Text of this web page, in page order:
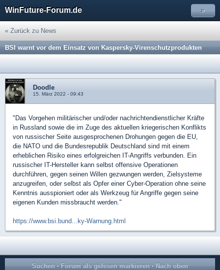
WinFuture-Forum.de »
« Zurück zu News
BSI warnt vor dem Einsatz von Kaspersky-Virenschutzprodukten
Doodle
15. März 2022 - 09:43
"Das Vorgehen militärischer und/oder nachrichtendienstlicher Kräfte
in Russland sowie die im Zuge des aktuellen kriegerischen Konflikts
von russischer Seite ausgesprochenen Drohungen gegen die EU,
die NATO und die Bundesrepublik Deutschland sind mit einem
erheblichen Risiko eines erfolgreichen IT-Angriffs verbunden. Ein
russischer IT-Hersteller kann selbst offensive Operationen
durchführen, gegen seinen Willen gezwungen werden, Zielsysteme
anzugreifen, oder selbst als Opfer einer Cyber-Operation ohne seine
Kenntnis ausspioniert oder als Werkzeug für Angriffe gegen seine
eigenen Kunden missbraucht werden."
https://www.bsi.bund...ky-Warnung.html
Suchen · Forum als gelesen markieren · Nach oben